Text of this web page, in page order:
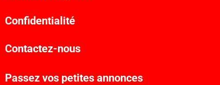
Confidentialité
Contactez-nous
Passez vos petites annonces